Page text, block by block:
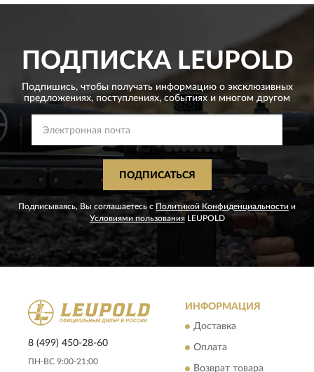
ПОДПИСКАLEUPOLD
Подпишись, чтобы получать информацию о эксклюзивных
предложениях, поступлениях, событиях и многом другом
ПОДПИСАТЬСЯ
Подписываясь, Вы соглашаетесь с Политикой Конфиденциальности и
Условиями пользованияLEUPOLD
8 (499) 450-28-60
ПН-ВС 9:00-21:00
ИНФОРМАЦИЯ
Доставка
Оплата
Возврат товара